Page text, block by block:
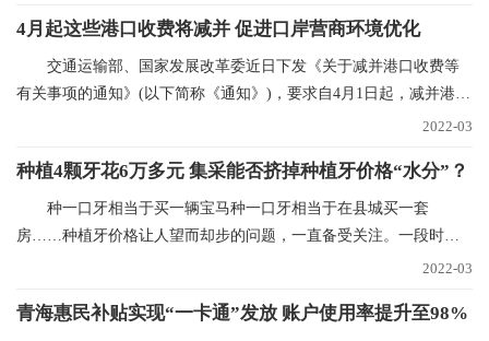
4月起这些港口收费将减并 促进口岸营商环境优化
交通运输部、国家发展改革委近日下发《关于减并港口收费等
有关事项的通知》(以下简称《通知》)，要求自4月1日起，减并港口
2022-03
种植4颗牙花6万多元 集采能否挤掉种植牙价格“水分”？
种一口牙相当于买一辆宝马种一口牙相当于在县城买一套
房……种植牙价格让人望而却步的问题，一直备受关注。一段时间
2022-03
青海惠民补贴实现“一卡通”发放 账户使用率提升至98%